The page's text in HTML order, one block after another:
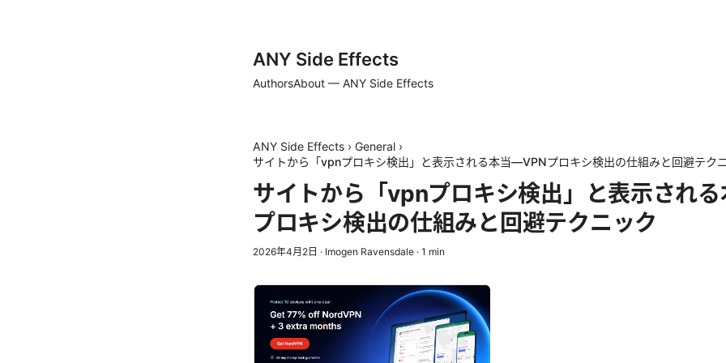
ANY Side Effects
AuthorsAbout — ANY Side Effects
ANY Side Effects › General ›
サイトから「vpnプロキシ検出」と表示される本当—VPNプロキシ検出の仕組みと回避テク
サイトから「vpnプロキシ検出」と表示され
プロキシ検出の仕組みと回避テクニック
2026年4月2日 · Imogen Ravensdale · 1 min